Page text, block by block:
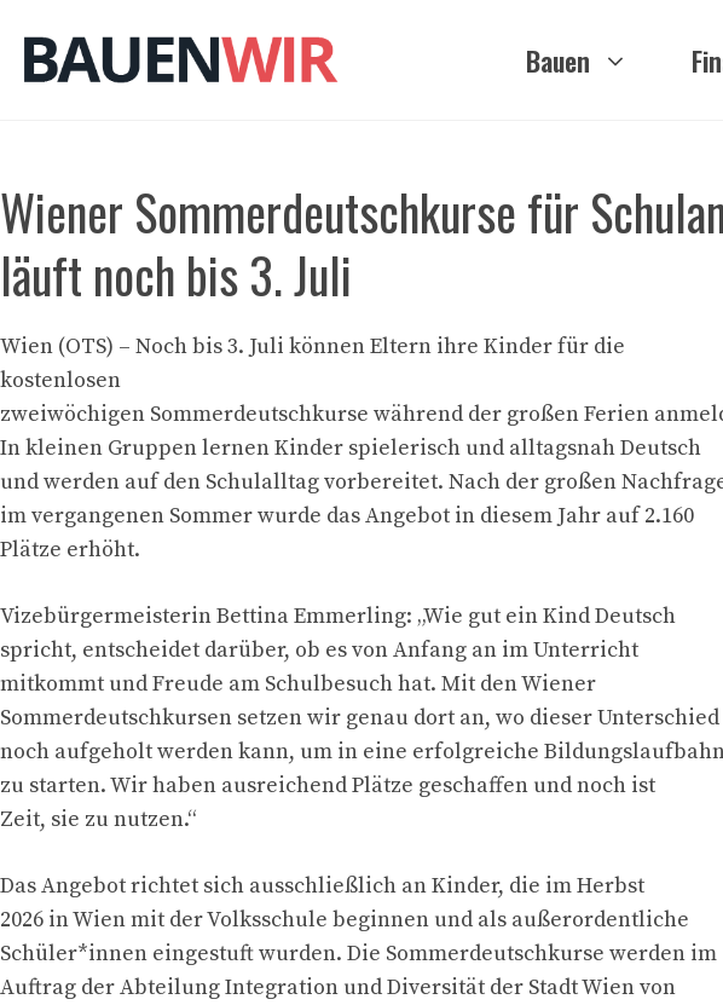
Inhalt
springen
Bauen
Wiener Sommerdeutschkurse für
läuft noch bis 3. Juli
Wien (OTS) – Noch bis 3. Juli können Eltern ihre Kinder für die
kostenlosen
zweiwöchigen Sommerdeutschkurse während der großen Ferien
In kleinen Gruppen lernen Kinder spielerisch und alltagsnah Deutsch
und werden auf den Schulalltag vorbereitet. Nach der großen
im vergangenen Sommer wurde das Angebot in diesem Jahr auf 2.160
Plätze erhöht.
Vizebürgermeisterin Bettina Emmerling: „Wie gut ein Kind Deutsch
spricht, entscheidet darüber, ob es von Anfang an im Unterricht
mitkommt und Freude am Schulbesuch hat. Mit den Wiener
Sommerdeutschkursen setzen wir genau dort an, wo dieser Unterschied
noch aufgeholt werden kann, um in eine erfolgreiche
zu starten. Wir haben ausreichend Plätze geschaffen und noch ist
Zeit, sie zu nutzen.“
Das Angebot richtet sich ausschließlich an Kinder, die im Herbst
2026 in Wien mit der Volksschule beginnen und als außerordentliche
Schüler*innen eingestuft wurden. Die Sommerdeutschkurse werden im
Auftrag der Abteilung Integration und Diversität der Stadt Wien von